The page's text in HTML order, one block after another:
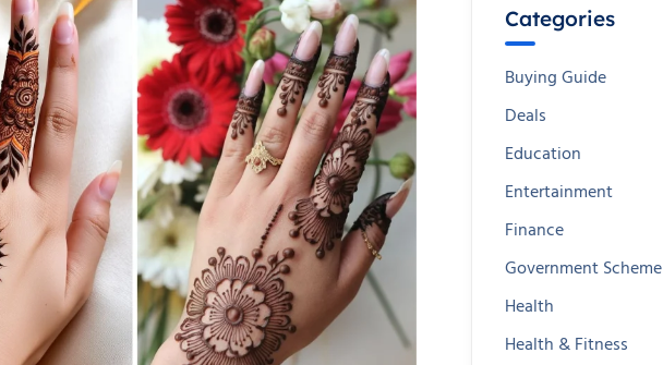
Categories
Buying Guide
Deals
Education
Entertainment
Finance
Government Scheme
Health
Health & Fitness